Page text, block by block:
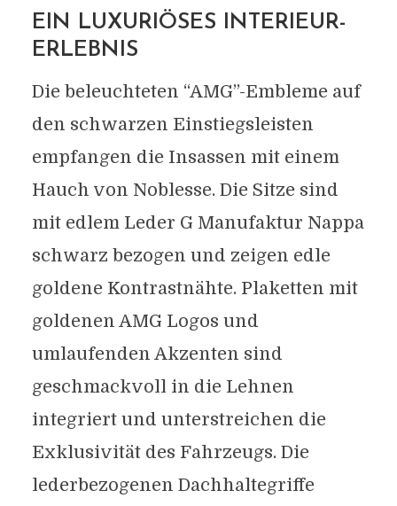
EIN LUXURIÖSES INTERIEUR-
ERLEBNIS
Die beleuchteten “AMG”-Embleme auf
den schwarzen Einstiegsleisten
empfangen die Insassen mit einem
Hauch von Noblesse. Die Sitze sind
mit edlem Leder G Manufaktur Nappa
schwarz bezogen und zeigen edle
goldene Kontrastnähte. Plaketten mit
goldenen AMG Logos und
umlaufenden Akzenten sind
geschmackvoll in die Lehnen
integriert und unterstreichen die
Exklusivität des Fahrzeugs. Die
lederbezogenen Dachhaltegriffe